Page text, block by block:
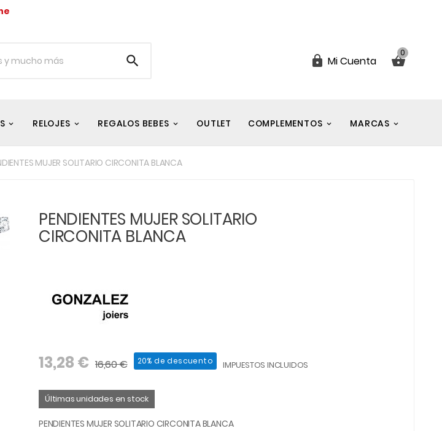
  Mi Cuenta 
0
RELOJES REGALOS BEBES OUTLET COMPLEMENTOS MARCAS
MUJER SOLITARIO CIRCONITA BLANCA
PENDIENTES MUJER SOLITARIO
CIRCONITA BLANCA
13,28 € 16,60 € 20% de descuento IMPUESTOS INCLUIDOS
Últimas unidades en stock
PENDIENTES MUJER SOLITARIO CIRCONITA BLANCA